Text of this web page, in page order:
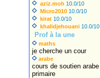
aziz.moh 10.0/10
Micro2010 10.0/10
kirat 10.0/10
khalidjehouani 10.0/10
Prof à la une
maths
je cherche un cour
arabe
cours de soutien arabe
primaire